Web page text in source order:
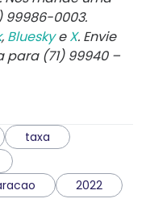
99986-0003.
, BlueskyeX. Envie
(71) 99940 –
taxa
2022